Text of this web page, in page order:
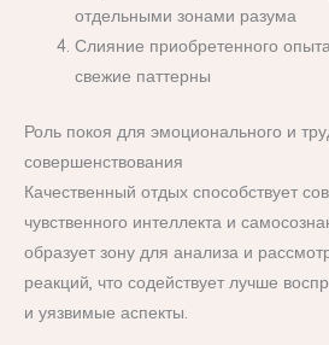
отдельными зонами разума
Слияние приобретенного
свежие паттерны
Роль покоя для эмоционального и
совершенствования
Качественный отдых способствует
чувственного интеллекта и
образует зону для анализа и
реакций, что содействует лучше
и уязвимые аспекты.